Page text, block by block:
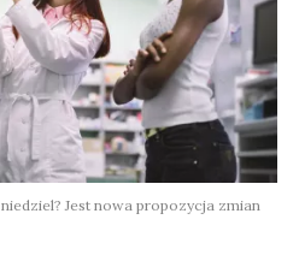
Jest nowa propozycja zmian